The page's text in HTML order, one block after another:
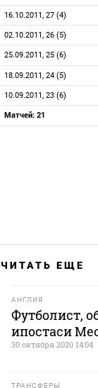
16.10.2011, 27 (4)
02.10.2011, 26 (5)
25.09.2011, 25 (6)
18.09.2011, 24 (5)
10.09.2011, 23 (6)
Матчей: 21
ЧИТАТЬ ЕЩЕ
АНГЛИЯ
Футболист,
ипостаси
30 октября 2020 14:04
ТРАНСФЕРЫ